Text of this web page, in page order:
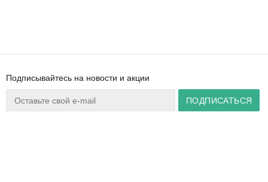
Подписывайтесь на новости и акции